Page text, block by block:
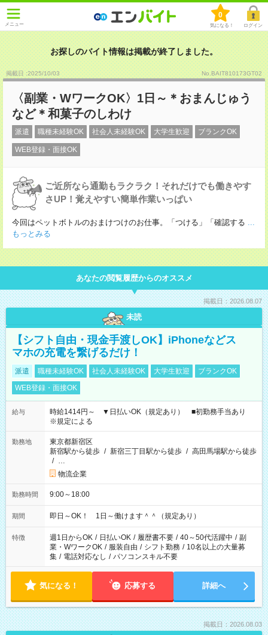
メニュー
0
気になる！ ログイン
お探しのバイト情報は掲載が終了しました。
掲載日 :2025/10/03 No.BAIT810173GT02
〈副業・WワークOK〉1日～＊おまんじゅう
など＊和菓子のしわけ
派遣 職種未経験OK 社会人未経験OK 大学生歓迎 ブランクOK
WEB登録・面接OK
ご近所なら通勤もラクラク！それだけでも働きやす
さUP！覚えやすい簡単作業いっぱい
今回はペットボトルのおまけつけのお仕事。「つける」「確認する ...
もっとみる
あなたの閲覧履歴からのオススメ
掲載日：2026.08.07
未読
【シフト自由・現金手渡しOK】iPhoneなどス
マホの充電を繋げるだけ！
派遣 職種未経験OK 社会人未経験OK 大学生歓迎
ブランクOK
WEB登録・面接OK
給与
時給1414円～ ▼日払いOK（規定あり） ■初勤務手当あり
※規定による
勤務地
東京都新宿区
新宿駅から徒歩 / 新宿三丁目駅から徒歩 / 高田馬場駅から徒歩
/ …
物流企業
勤務時間 9:00～18:00
期間 即日～OK！ 1日～働けます＾＾（規定あり）
特徴 週1日からOK / 日払いOK / 履歴書不要 / 40～50代活躍中 / 副
業・WワークOK / 服装自由 / シフト勤務 / 10名以上の大量募
集 / 電話対応なし / パソコンスキル不要
気になる！ 応募する 詳細へ
掲載日：2026.08.03